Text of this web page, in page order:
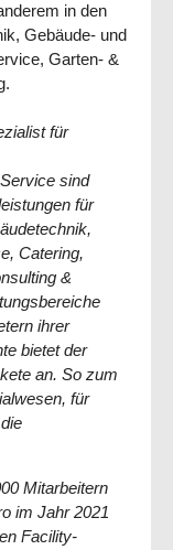
in den
Gebäude- und
Garten- &
für
sind
für
Catering,
&
ihrer
bietet der
an. So zum
für
Mitarbeitern
im Jahr 2021
Facility-